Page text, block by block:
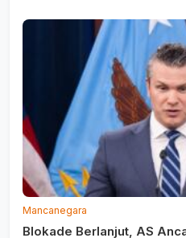
Mancanegara
Blokade Berlanjut, AS